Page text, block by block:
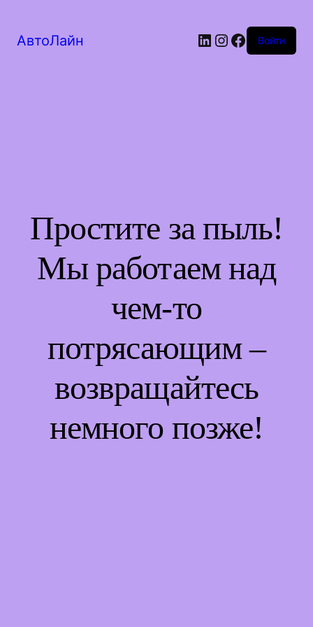
АвтоЛайн LinkedIn
Instagram
Facebook
Войти
Простите за пыль!
Мы работаем над
чем-то
потрясающим –
возвращайтесь
немного позже!